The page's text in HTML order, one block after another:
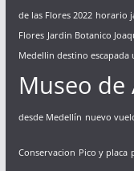
de las Flores 2022 horario
Flores Jardin Botanico
Medellin destino escapada
Museo
desde Medellín nuevo
Conservacion Pico y placa